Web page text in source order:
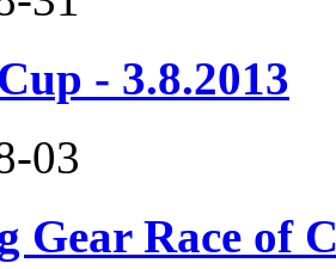
- 3.8.2013
03
Gear Race of